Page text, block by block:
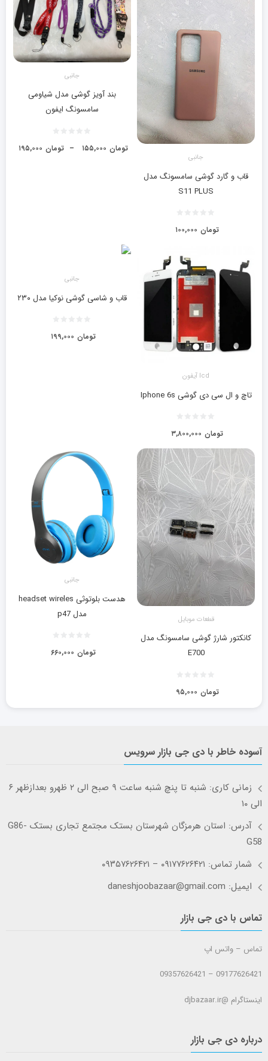
جانبی
قاب و گارد گوشی سامسونگ مدل
S11 PLUS
۱۰۰,۰۰۰ تومان
جانبی
بند آویز گوشی مدل شیاومی
سامسونگ ایفون
۱۹۵,۰۰۰ تومان – ۱۵۵,۰۰۰ تومان
lcd آیفون
تاچ و ال سی دی گوشی Iphone 6s
۳,۸۰۰,۰۰۰ تومان
جانبی
قاب و شاسی گوشی نوکیا مدل ۲۳۰
۱۹۹,۰۰۰ تومان
قطعات موبایل
کانکتور شارژ گوشی سامسونگ مدل
E700
۹۵,۰۰۰ تومان
جانبی
هدست بلوتوثی headset wireles
مدل p47
۶۶۰,۰۰۰ تومان
آسوده خاطر با دی جی بازار سرویس
زمانی کاری: شنبه تا پنچ شنبه ساعت ۹ صبح الی ۲ ظهرو بعدازظهر ۶
الی ۱۰
آدرس: استان هرمزگان شهرستان بستک مجتمع تجاری بستک G86-
G58
شمار تماس: ۰۹۱۷۷۶۲۶۴۲۱ – ۰۹۳۵۷۶۲۶۴۲۱
ایمیل: daneshjoobazaar@gmail.com
تماس با دی جی بازار
تماس – واتس اپ
09177626421 – 09357626421
اینستاگرام @djbazaar.ir
درباره دی جی بازار